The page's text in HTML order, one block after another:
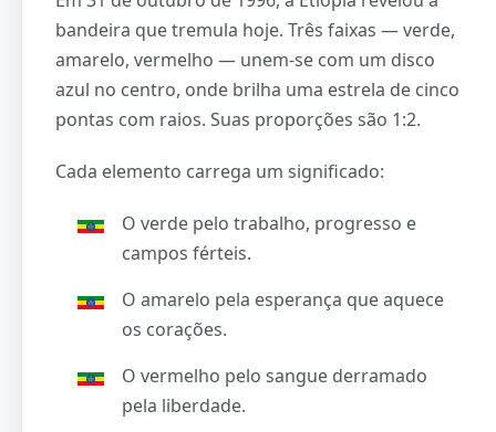
bandeira que tremula hoje. Três faixas — verde,
amarelo, vermelho — unem-se com um disco
azul no centro, onde brilha uma estrela de cinco
pontas com raios. Suas proporções são 1:2.
Cada elemento carrega um significado:
O verde pelo trabalho, progresso e
campos férteis.
O amarelo pela esperança que aquece
os corações.
O vermelho pelo sangue derramado
pela liberdade.